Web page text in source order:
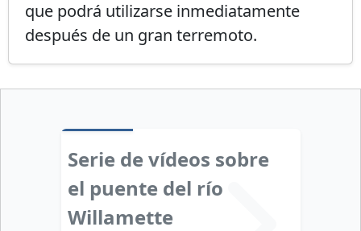
que podrá utilizarse inmediatamente
después de un gran terremoto.
Serie de vídeos sobre
el puente del río
Willamette